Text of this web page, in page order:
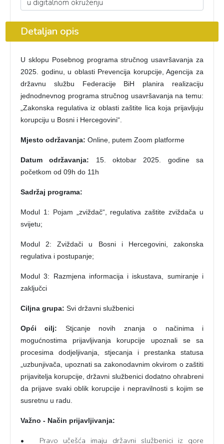
Detaljan opis
U sklopu Posebnog programa stručnog usavršavanja za
2025. godinu, u oblasti Prevencija korupcije, Agencija za
državnu službu Federacije BiH planira realizaciju
jednodnevnog programa stručnog usavršavanja na temu:
„Zakonska regulativa iz oblasti zaštite lica koja prijavljuju
korupciju u Bosni i Hercegovini“.
Mjesto održavanja: Online, putem Zoom platforme
Datum održavanja: 15. oktobar 2025. godine sa
početkom od 09h do 11h
Sadržaj programa:
Modul 1: Pojam „zviždač“, regulativa zaštite zviždača u
svijetu;
Modul 2: Zviždači u Bosni i Hercegovini, zakonska
regulativa i postupanje;
Modul 3: Razmjena informacija i iskustava, sumiranje i
zaključci
Ciljna grupa: Svi državni službenici
Opći cilj: Stjcanje novih znanja o načinima i
mogućnostima prijavljivanja korupcije upoznali se sa
procesima dodjeljivanja, stjecanja i prestanka statusa
„uzbunjivača, upoznati sa zakonodavnim okvirom o zaštiti
prijavitelja korupcije, državni službenici dodatno ohrabreni
da prijave svaki oblik korupcije i nepravilnosti s kojim se
susretnu u radu.
Važno - Način prijavljivanja:
• Pravo učešća imaju državni službenici iz gore